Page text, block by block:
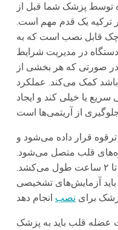
توسط پزشک شما قبل از
ترکیه یک قدم مهم است.
قابل نصب است که به
در مدیریت شرایط
صورتی که هر بخشی از
کمک می‌کند. عملکرد
یا خیلی کند و ایجاد
قرار داده می‌شود و
قلب متصل می‌شود.
جراحی نصب ضربانساز معمولاً ۱ تا ۲ ساعت طول می‌کشد.
آزمایش‌های تشخیصی
برای نصب
عضله قلب باید به پزشک